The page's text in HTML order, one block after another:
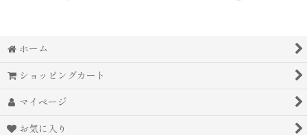
ホーム
ショッピングカート
マイページ
お気に入り